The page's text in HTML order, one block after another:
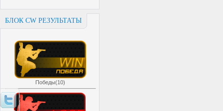
БЛОК CW РЕЗУЛЬТАТЫ
Победы(10)